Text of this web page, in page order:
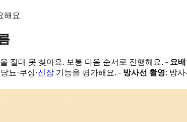
해요
절대 못 찾아요. 보통 다음 순서로 진행해요. - 요
뇨·쿠싱·신장 기능을 평가해요. - 방사선 촬영: 방